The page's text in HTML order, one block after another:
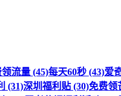
流量 (45)每天60秒 (43)爱
(31)深圳福利贴 (30)免费领